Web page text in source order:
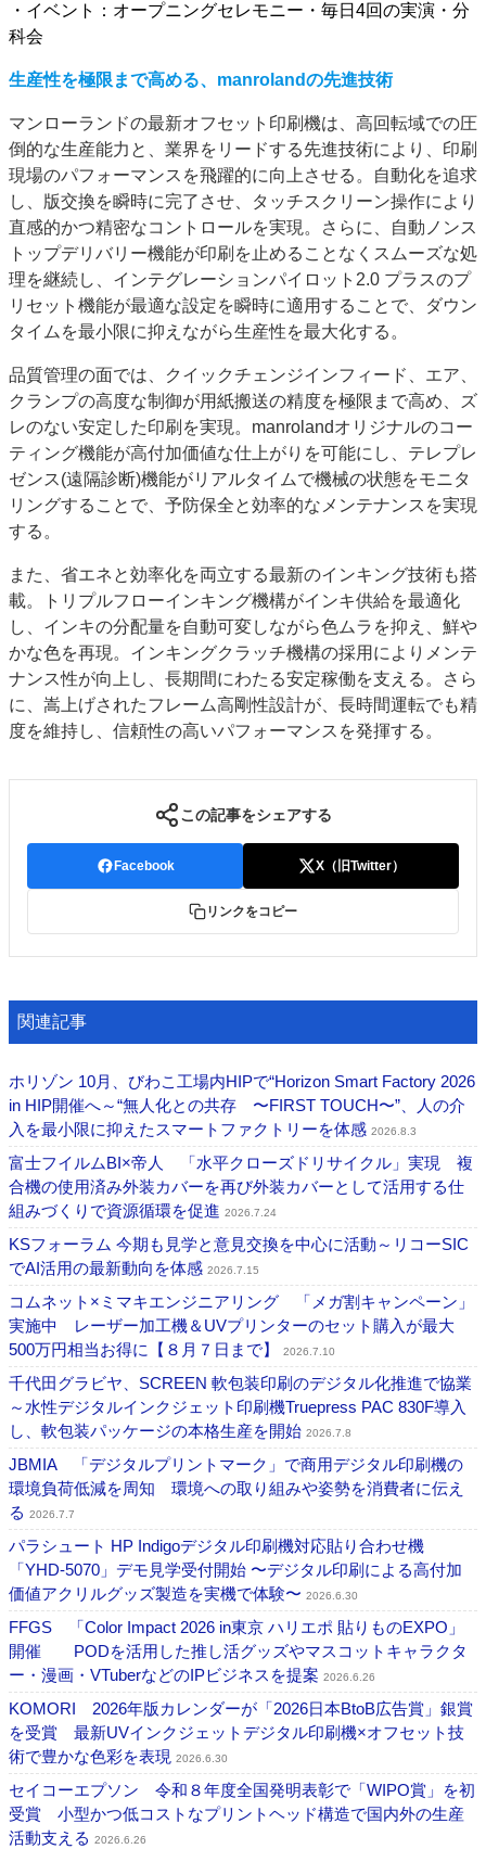
・イベント：オープニングセレモニー・毎日4回の実演・分
科会
生産性を極限まで高める、manrolandの先進技術
マンローランドの最新オフセット印刷機は、高回転域での圧
倒的な生産能力と、業界をリードする先進技術により、印刷
現場のパフォーマンスを飛躍的に向上させる。自動化を追求
し、版交換を瞬時に完了させ、タッチスクリーン操作により
直感的かつ精密なコントロールを実現。さらに、自動ノンス
トップデリバリー機能が印刷を止めることなくスムーズな処
理を継続し、インテグレーションパイロット2.0 プラスのプ
リセット機能が最適な設定を瞬時に適用することで、ダウン
タイムを最小限に抑えながら生産性を最大化する。
品質管理の面では、クイックチェンジインフィード、エア、
クランプの高度な制御が用紙搬送の精度を極限まで高め、ズ
レのない安定した印刷を実現。manrolandオリジナルのコー
ティング機能が高付加価値な仕上がりを可能にし、テレプレ
ゼンス(遠隔診断)機能がリアルタイムで機械の状態をモニタ
リングすることで、予防保全と効率的なメンテナンスを実現
する。
また、省エネと効率化を両立する最新のインキング技術も搭
載。トリプルフローインキング機構がインキ供給を最適化
し、インキの分配量を自動可変しながら色ムラを抑え、鮮や
かな色を再現。インキングクラッチ機構の採用によりメンテ
ナンス性が向上し、長期間にわたる安定稼働を支える。さら
に、嵩上げされたフレーム高剛性設計が、長時間運転でも精
度を維持し、信頼性の高いパフォーマンスを発揮する。
この記事をシェアする
Facebook X（旧Twitter）
リンクをコピー
関連記事
ホリゾン 10月、びわこ工場内HIPで“Horizon Smart Factory 2026
in HIP開催へ～“無人化との共存 〜FIRST TOUCH〜”、人の介
入を最小限に抑えたスマートファクトリーを体感 2026.8.3
富士フイルムBI×帝人 「水平クローズドリサイクル」実現 複
合機の使用済み外装カバーを再び外装カバーとして活用する仕
組みづくりで資源循環を促進 2026.7.24
KSフォーラム 今期も見学と意見交換を中心に活動～リコーSIC
でAI活用の最新動向を体感 2026.7.15
コムネット×ミマキエンジニアリング 「メガ割キャンペーン」
実施中 レーザー加工機＆UVプリンターのセット購入が最大
500万円相当お得に【８月７日まで】
2026.7.10
千代田グラビヤ、SCREEN 軟包装印刷のデジタル化推進で協業
～水性デジタルインクジェット印刷機Truepress PAC 830F導入
し、軟包装パッケージの本格生産を開始 2026.7.8
JBMIA 「デジタルプリントマーク」で商用デジタル印刷機の
環境負荷低減を周知 環境への取り組みや姿勢を消費者に伝え
る 2026.7.7
パラシュート HP Indigoデジタル印刷機対応貼り合わせ機
「YHD-5070」デモ見学受付開始 〜デジタル印刷による高付加
価値アクリルグッズ製造を実機で体験〜 2026.6.30
FFGS 「Color Impact 2026 in東京 ハリエポ 貼りものEXPO」
開催 PODを活用した推し活グッズやマスコットキャラクタ
ー・漫画・VTuberなどのIPビジネスを提案 2026.6.26
KOMORI 2026年版カレンダーが「2026日本BtoB広告賞」銀賞
を受賞 最新UVインクジェットデジタル印刷機×オフセット技
術で豊かな色彩を表現 2026.6.30
セイコーエプソン 令和８年度全国発明表彰で「WIPO賞」を初
受賞 小型かつ低コストなプリントヘッド構造で国内外の生産
活動支える 2026.6.26